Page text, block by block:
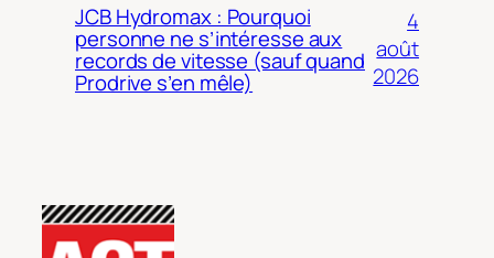
JCB Hydromax : Pourquoi
personne ne s’intéresse aux
records de vitesse (sauf quand
Prodrive s’en mêle)
4
août
2026